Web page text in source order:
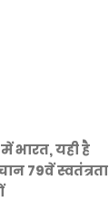
भारत, यही है
79वें स्वतंत्रता